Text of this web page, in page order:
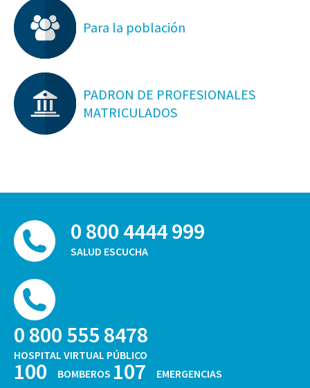
Para la población
PADRON DE PROFESIONALES
MATRICULADOS
0 800 4444 999
SALUD ESCUCHA
0 800 555 8478
HOSPITAL VIRTUAL PÚBLICO
100 BOMBEROS 107 EMERGENCIAS